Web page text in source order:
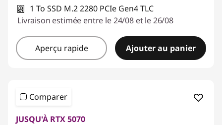
1 To SSD M.2 2280 PCIe Gen4 TLC
Livraison estimée entre le 24/08 et le 26/08
Aperçu rapide Ajouter au panier
Comparer
JUSQU'À RTX 5070